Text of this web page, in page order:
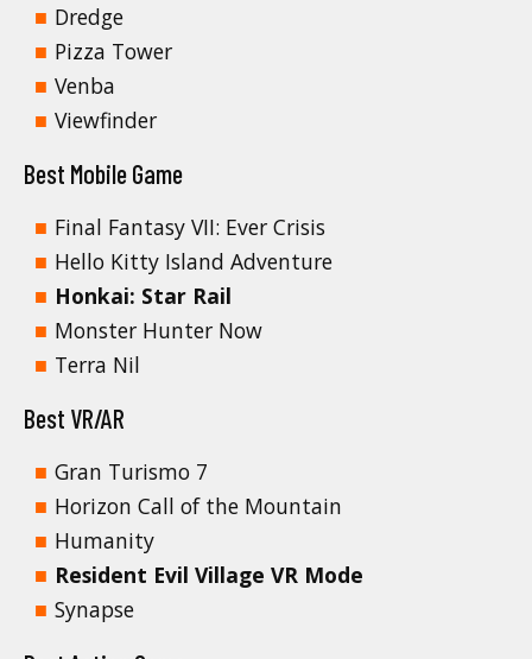
Dredge
Pizza Tower
Venba
Viewfinder
Best Mobile Game
Final Fantasy VII: Ever Crisis
Hello Kitty Island Adventure
Honkai: Star Rail
Monster Hunter Now
Terra Nil
Best VR/AR
Gran Turismo 7
Horizon Call of the Mountain
Humanity
Resident Evil Village VR Mode
Synapse